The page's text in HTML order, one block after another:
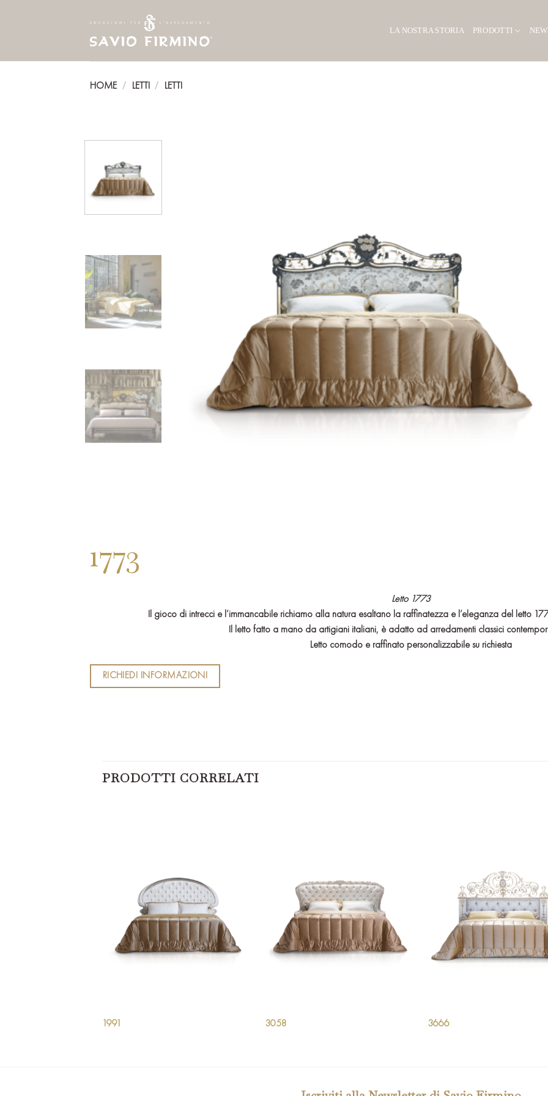
LA NOSTRA STORIA PRODOTTI
HOME / LETTI / LETTI
1773
Letto 1773
Il gioco di intrecci e l’immancabile richiamo alla natura esaltano la raffinatezza e l’eleganza del letto
Il letto fatto a mano da artigiani italiani, è adatto ad arredamenti classici
Letto comodo e raffinato personalizzabile su richiesta
RICHIEDI INFORMAZIONI
PRODOTTI CORRELATI
1991 3058 3666